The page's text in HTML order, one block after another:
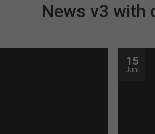
News v3 with
15
Juni